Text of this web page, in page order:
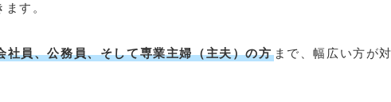
す。
社員、公務員、そして専業主婦（主夫）の方まで、幅広い方が